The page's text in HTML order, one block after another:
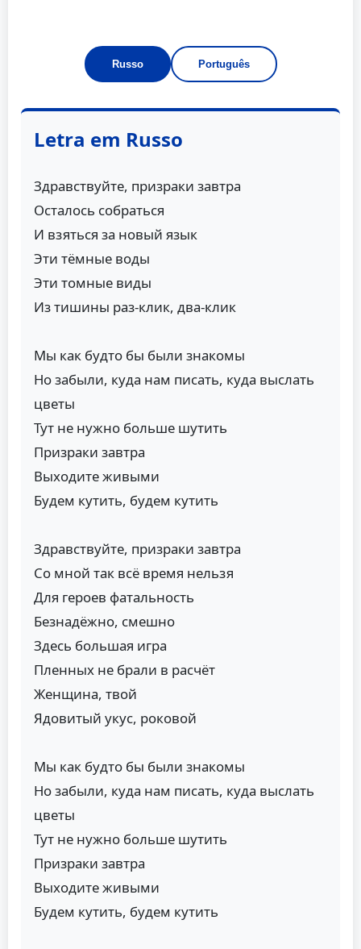
Russo Português
Letra em Russo
Здравствуйте, призраки завтра
Осталось собраться
И взяться за новый язык
Эти тёмные воды
Эти томные виды
Из тишины раз-клик, два-клик
Мы как будто бы были знакомы
Но забыли, куда нам писать, куда выслать
цветы
Тут не нужно больше шутить
Призраки завтра
Выходите живыми
Будем кутить, будем кутить
Здравствуйте, призраки завтра
Со мной так всё время нельзя
Для героев фатальность
Безнадёжно, смешно
Здесь большая игра
Пленных не брали в расчёт
Женщина, твой
Ядовитый укус, роковой
Мы как будто бы были знакомы
Но забыли, куда нам писать, куда выслать
цветы
Тут не нужно больше шутить
Призраки завтра
Выходите живыми
Будем кутить, будем кутить